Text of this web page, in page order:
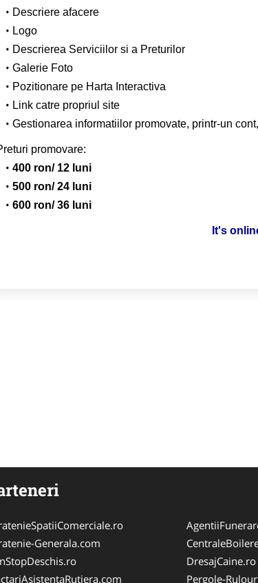
Descriere afacere
Logo
Descrierea Serviciilor si a Preturilor
Galerie Foto
Pozitionare pe Harta Interactiva
Link catre propriul site
Gestionarea informatiilor promovate, printr-un
promovare:
400 ron/ 12 luni
500 ron/ 24 luni
600 ron/ 36 luni
It's
Generala.com
DresajCaine.ro
Pergole-